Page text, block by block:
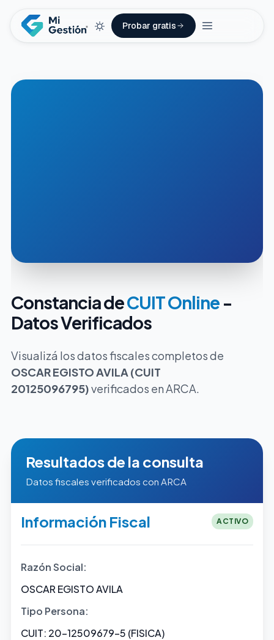
Probar gratis
Constancia deCUIT Online -
Datos Verificados
Visualizá los datos fiscales completos de
OSCAR EGISTO AVILA (CUIT
20125096795)verificados en ARCA.
Resultados de la consulta
Datos fiscales verificados con ARCA
Información Fiscal ACTIVO
Razón Social:
OSCAR EGISTO AVILA
Tipo Persona:
CUIT: 20-12509679-5 (FISICA)